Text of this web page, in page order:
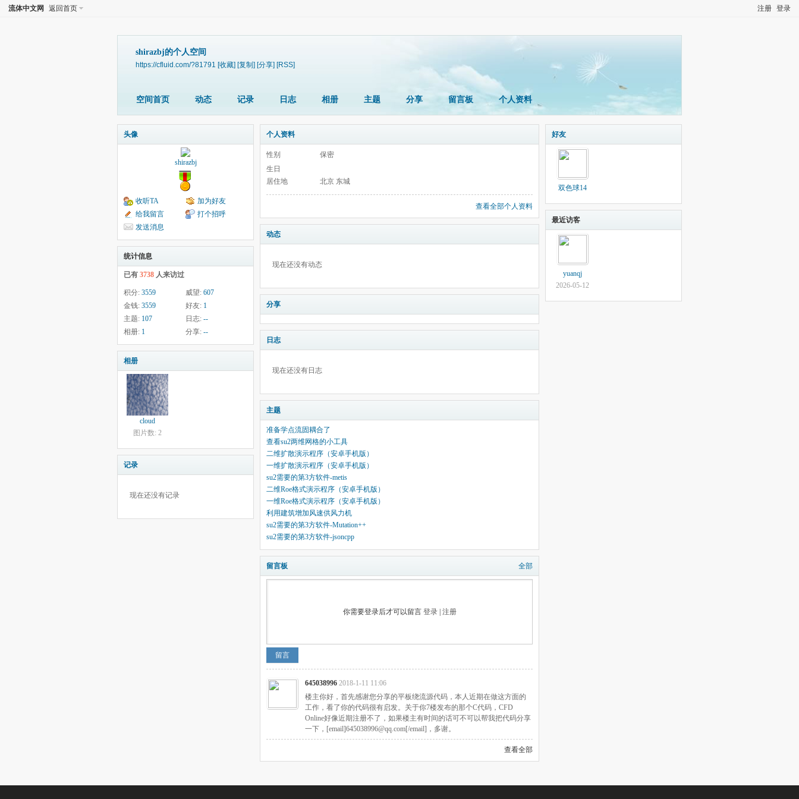
注册 登录
流体中文网 返回首页
shirazbj的个人空间
https://cfluid.com/?81791 [收藏] [复制] [分享] [RSS]
空间首页 动态 记录 日志 相册 主题 分享 留言板 个人资料
头像
shirazbj
收听TA
加为好友
给我留言
打个招呼
发送消息
统计信息
已有 3738 人来访过
积分: 3559 威望: 607
金钱: 3559 好友: 1
主题: 107 日志: --
相册: 1 分享: --
相册
cloud
图片数: 2
记录
现在还没有记录
个人资料
性别
保密
生日
居住地
北京 东城
查看全部个人资料
动态
现在还没有动态
分享
日志
现在还没有日志
主题
准备学点流固耦合了
查看su2两维网格的小工具
二维扩散演示程序（安卓手机版）
一维扩散演示程序（安卓手机版）
su2需要的第3方软件-metis
二维Roe格式演示程序（安卓手机版）
一维Roe格式演示程序（安卓手机版）
利用建筑增加风速供风力机
su2需要的第3方软件-Mutation++
su2需要的第3方软件-jsoncpp
留言板 全部
你需要登录后才可以留言 登录| 注册
留言
645038996 2018-1-11 11:06
楼主你好，首先感谢您分享的平板绕流源代码，本人近期在做这方面的
工作，看了你的代码很有启发。关于你7楼发布的那个C代码，CFD
Online好像近期注册不了，如果楼主有时间的话可不可以帮我把代码分享
一下，[email]645038996@qq.com[/email]，多谢。
查看全部
好友
双色球14
最近访客
yuanqj
2026-05-12